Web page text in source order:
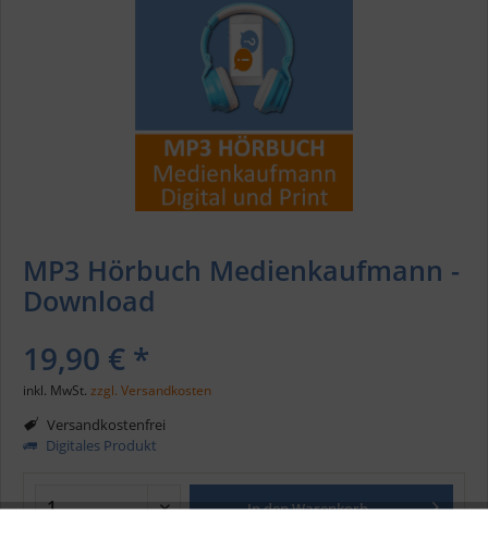
MP3 Hörbuch Medienkaufmann -
Download
19,90 € *
inkl. MwSt. zzgl. Versandkosten
Versandkostenfrei
Digitales Produkt
In denWarenkorb